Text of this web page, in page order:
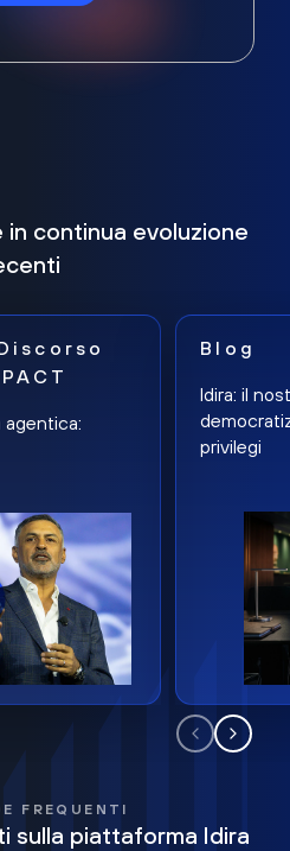
continua evoluzione
agentica:
Blog
Idira: il
privilegi
FREQUENTI
sulla piattaforma Idira